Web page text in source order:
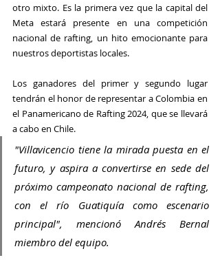
otro mixto. Es la primera vez que la capital del
Meta estará presente en una competición
nacional de rafting, un hito emocionante para
nuestros deportistas locales.
Los ganadores del primer y segundo lugar
tendrán el honor de representar a Colombia en
el Panamericano de Rafting 2024, que se llevará
a cabo en Chile.
"Villavicencio tiene la mirada puesta en el
futuro, y aspira a convertirse en sede del
próximo campeonato nacional de rafting,
con el río Guatiquía como escenario
principal", mencionó Andrés Bernal
miembro del equipo.